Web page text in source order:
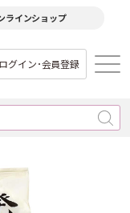
ラインショップ
ログイン･会員登録